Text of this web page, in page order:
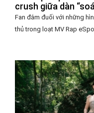
crush giữa dàn
Fan đắm đuối với những
thủ trong loạt MV Rap